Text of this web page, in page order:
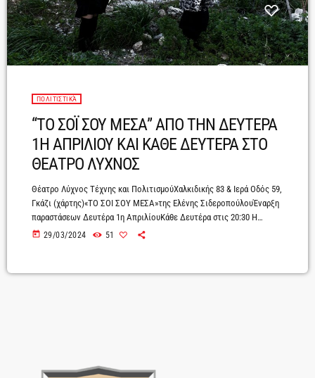
ΠΟΛΙΤΙΣΤΙΚΆ
“ΤΟ ΣΟΪ ΣΟΥ ΜΕΣΑ” ΑΠΟ ΤΗΝ ΔΕΥΤΕΡΑ
1Η ΑΠΡΙΛΙΟΥ ΚΑΙ ΚΑΘΕ ΔΕΥΤΕΡΑ ΣΤΟ
ΘΕΑΤΡΟ ΛΥΧΝΟΣ
Θέατρο Λύχνος Τέχνης και ΠολιτισμούΧαλκιδικής 83 & Ιερά Οδός 59,
Γκάζι (χάρτης)«ΤΟ ΣΟΙ ΣΟΥ ΜΕΣΑ»της Ελένης ΣιδεροπούλουΈναρξη
παραστάσεων Δευτέρα 1η ΑπριλίουΚάθε Δευτέρα στις 20:30 Η
προπώληση εισιτηρίων ξεκίνησεhttps://www.more.com/theater/to-
εγκλήματος με ένα ακόμη κωμικό έργο γεμάτο γέλιο, μυστήρια και
today 29/03/2024 51